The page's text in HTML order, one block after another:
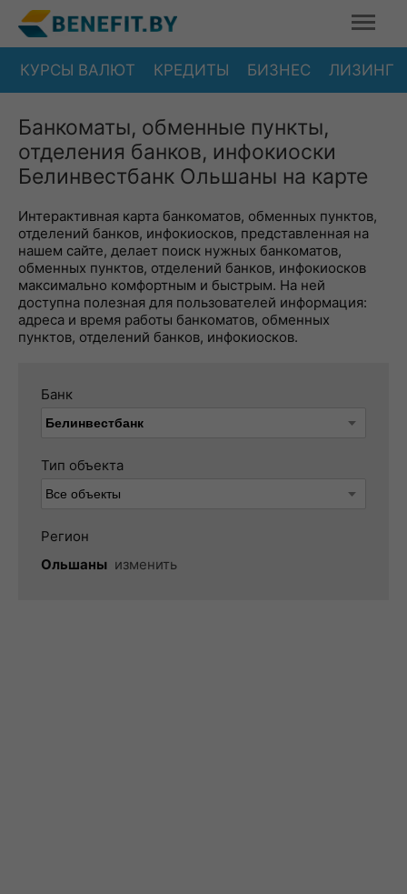
КУРСЫ ВАЛЮТ КРЕДИТЫ БИЗНЕС ЛИЗИНГ
Банкоматы, обменные пункты,
отделения банков, инфокиоски
Белинвестбанк Ольшаны на карте
Интерактивная карта банкоматов, обменных пунктов,
отделений банков, инфокиосков, представленная на
нашем сайте, делает поиск нужных банкоматов,
обменных пунктов, отделений банков, инфокиосков
максимально комфортным и быстрым. На ней
доступна полезная для пользователей информация:
адреса и время работы банкоматов, обменных
пунктов, отделений банков, инфокиосков.
Банк
Тип объекта
Регион
Ольшаны изменить